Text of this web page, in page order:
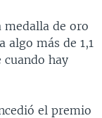
medalla de oro
más de 1,1
hay
el premio